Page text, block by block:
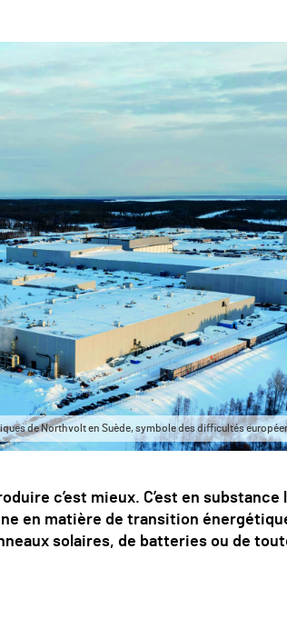
de Northvolt en Suède, symbole des difficultés
c’est mieux. C’est en
en matière de transition
solaires, de batteries ou de